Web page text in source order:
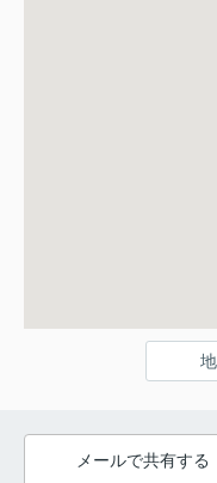
メールで共有する